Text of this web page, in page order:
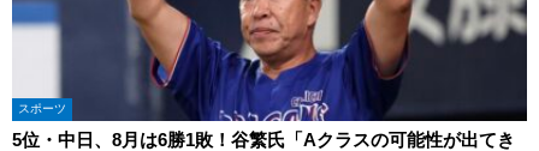
スポーツ
5位・中日、8月は6勝1敗！谷繁氏「Aクラスの可能性が出てき